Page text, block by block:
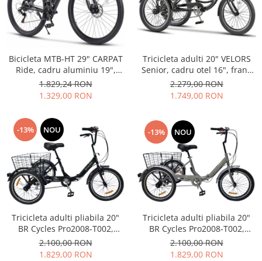
Bicicleta MTB-HT 29" CARPAT
Ride, cadru aluminiu 19",
manete secventiale, frane
hidraulice, 21 viteze,
negru/turcoaz
1.829,24 RON
1.329,00 RON
Tricicleta adulti 20" VELORS
Senior, cadru otel 16", frane
V-Brake/tambur, 7 viteze,
negru
2.279,00 RON
1.749,00 RON
-13% NOU
Tricicleta adulti pliabila 20"
BR Cycles Pro2008-T002,
cadru otel 16", frane V-
Brake/tambur, 7 viteze, negru
2.100,00 RON
1.829,00 RON
-13% NOU
Tricicleta adulti pliabila 20"
BR Cycles Pro2008-T002,
cadru otel 16", frane V-
Brake/tambur, 7 viteze, gri
2.100,00 RON
1.829,00 RON